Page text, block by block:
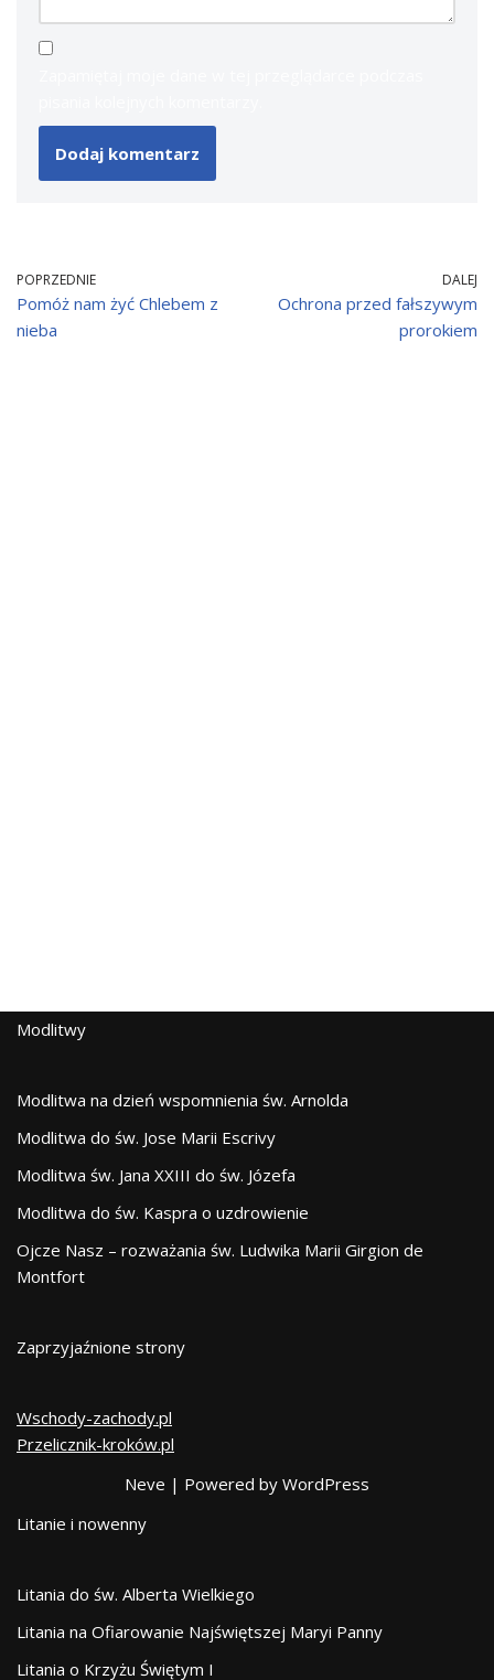
POPRZEDNIE
Pomóż nam żyć Chlebem z
nieba
DALEJ
Ochrona przed fałszywym
prorokiem
Modlitwy
Modlitwa na dzień wspomnienia św. Arnolda
Modlitwa do św. Jose Marii Escrivy
Modlitwa św. Jana XXIII do św. Józefa
Modlitwa do św. Kaspra o uzdrowienie
Ojcze Nasz – rozważania św. Ludwika Marii Girgion de
Montfort
Zaprzyjaźnione strony
Wschody-zachody.pl
Przelicznik-kroków.pl
Neve | Powered by WordPress
Litanie i nowenny
Litania do św. Alberta Wielkiego
Litania na Ofiarowanie Najświętszej Maryi Panny
Litania o Krzyżu Świętym I